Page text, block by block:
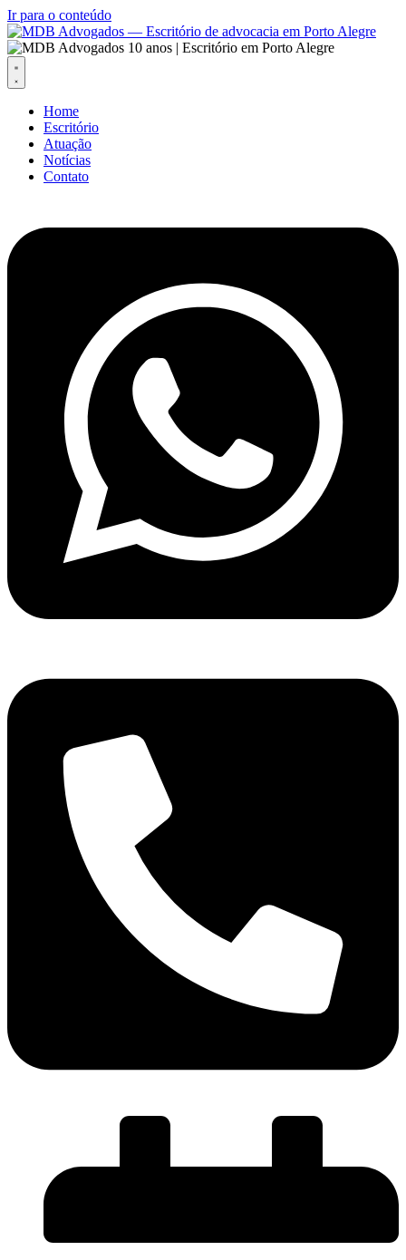
Ir para o conteúdo
Home
Escritório
Atuação
Notícias
Contato